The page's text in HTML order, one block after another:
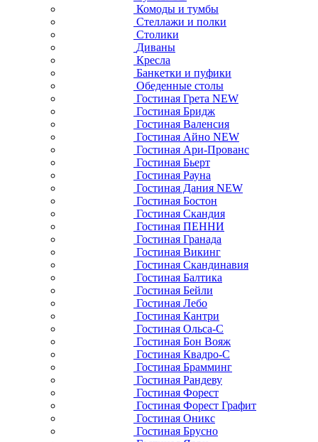
Комоды и тумбы
Стеллажи и полки
Столики
Диваны
Кресла
Банкетки и пуфики
Обеденные столы
Гостиная Грета NEW
Гостиная Бридж
Гостиная Валенсия
Гостиная Айно NEW
Гостиная Ари-Прованс
Гостиная Бьерт
Гостиная Рауна
Гостиная Дания NEW
Гостиная Бостон
Гостиная Скандия
Гостиная ПЕННИ
Гостиная Гранада
Гостиная Викинг
Гостиная Скандинавия
Гостиная Балтика
Гостиная Бейли
Гостиная Лебо
Гостиная Кантри
Гостиная Ольса-С
Гостиная Бон Вояж
Гостиная Квадро-С
Гостиная Брамминг
Гостиная Рандеву
Гостиная Форест
Гостиная Форест Графит
Гостиная Оникс
Гостиная Брусно